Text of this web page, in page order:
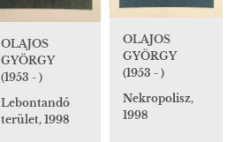
OLAJOS
GYÖRGY
(1953 - )
Nekropolisz,
1998
OLAJOS
GYÖRGY
(1953 - )
Lebontandó
terület, 1998